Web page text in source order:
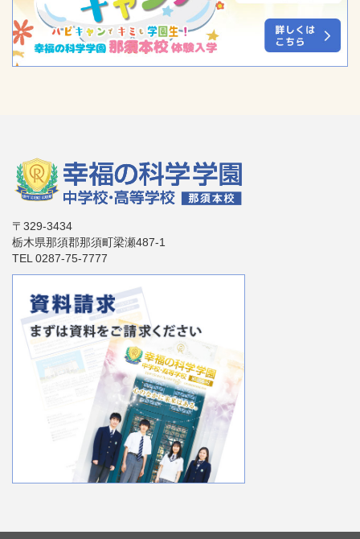
〒329-3434
栃木県那須郡那須町梁瀬487-1
TEL 0287-75-7777